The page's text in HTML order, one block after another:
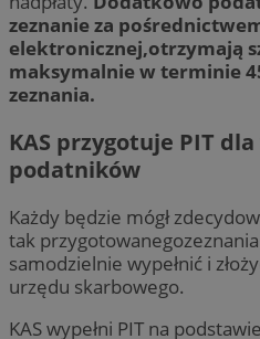
zeznanie za
elektronicznej,otrzymają
maksymalnie w terminie
zeznania.
KAS przygotuje PIT
podatników
Każdy będzie mógł
tak
samodzielnie wypełnić i
urzędu skarbowego.
KAS wypełni PIT na